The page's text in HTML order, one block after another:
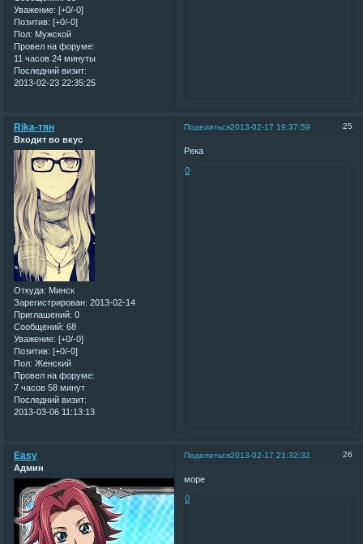
Уважение: [+0/-0]
Позитив: [+0/-0]
Пол: Мужской
Провел на форуме:
11 часов 24 минуты
Последний визит:
2013-02-23 22:35:25
Поделиться 25
2013-02-17 19:37:59
Rika-тян
Входит во вкус
Откуда: Минск
Зарегистрирован: 2013-02-14
Приглашений: 0
Сообщений: 68
Уважение: [+0/-0]
Позитив: [+0/-0]
Пол: Женский
Провел на форуме:
7 часов 58 минут
Последний визит:
2013-03-06 11:13:13
Река
0
Поделиться 26
2013-02-17 21:32:32
Easy
Админ
море
0